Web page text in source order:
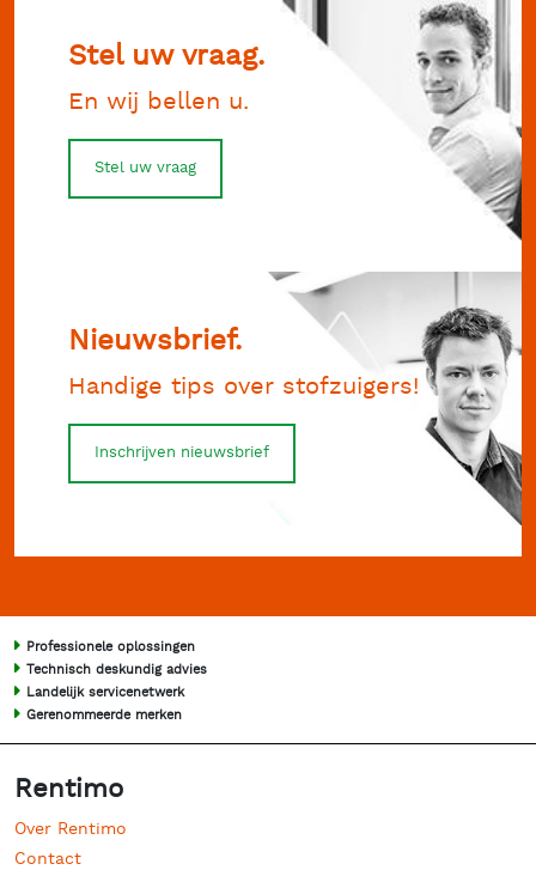
Stel uw vraag.
En wij bellen u.
Stel uw vraag
Nieuwsbrief.
Handige tips over stofzuigers!
Inschrijven nieuwsbrief
Professionele oplossingen
Technisch deskundig advies
Landelijk servicenetwerk
Gerenommeerde merken
Rentimo
Over Rentimo
Contact